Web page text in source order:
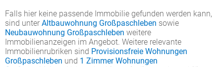
Falls hier keine passende Immobilie gefunden werden kann,
sind unter Altbauwohnung Großpaschleben sowie
Neubauwohnung Großpaschleben weitere
Immobilienanzeigen im Angebot. Weitere relevante
Immobilienrubriken sind Provisionsfreie Wohnungen
Großpaschleben und 1 Zimmer Wohnungen